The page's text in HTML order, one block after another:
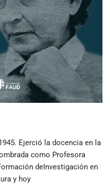
Ejerció la docencia en la
como Profesora
deInvestigación en
y hoy